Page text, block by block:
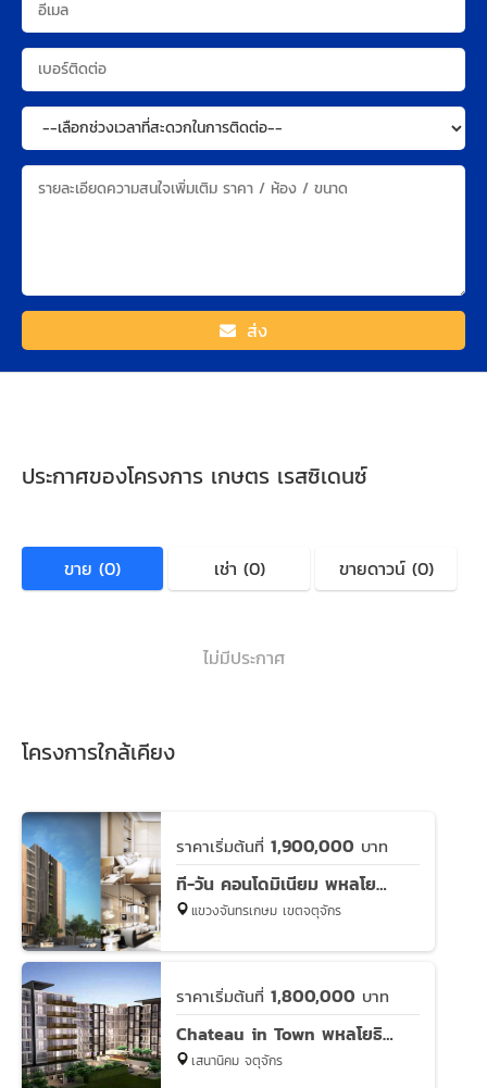
ส่ง
ประกาศของโครงการ เกษตร เรสซิเดนซ์
ขาย (0) เช่า (0) ขายดาวน์ (0)
ไม่มีประกาศ
โครงการใกล้เคียง
ราคาเริ่มต้นที่ 1,900,000 บาท
ที-วัน คอนโดมิเนียม พหลโยธิน 32
แขวงจันทรเกษม เขตจตุจักร
ราคาเริ่มต้นที่ 1,800,000 บาท
Chateau in Town พหลโยธิน 32
เสนานิคม จตุจักร